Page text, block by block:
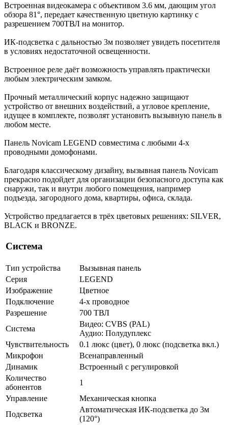
Встроенная видеокамера с объективом 3.6 мм, дающим угол
обзора 81°, передает качественную цветную картинку c
разрешением 700ТВЛ на монитор.
ИК-подсветка с дальностью 3м позволяет увидеть посетителя
в условиях недостаточной освещенности.
Встроенное реле даёт возможность управлять практически
любым электрическим замком.
Прочный металлический корпус надежно защищают
устройство от внешних воздействий, а угловое крепление,
идущее в комплекте, позволят установить вызывную панель в
любом месте.
Панель Novicam LEGEND совместима с любыми 4-х
проводными домофонами.
Благодаря классическому дизайну, вызывная панель Novicam
прекрасно подойдет для организации безопасного доступа как
снаружи, так и внутри любого помещения, например
подъезда, загородного дома, квартиры, офиса, склада.
Устройство предлагается в трёх цветовых решениях: SILVER,
BLACK и BRONZE.
Система
Тип устройства
Вызывная панель
Серия
LEGEND
Изображение
Цветное
Подключение
4-х проводное
Разрешение
700 ТВЛ
Система
Видео: CVBS (PAL)
Аудио: Полудуплекс
Чувствительность
0.1 люкс (цвет), 0 люкс (подсветка вкл.)
Микрофон
Всенаправленный
Динамик
Встроенный с регулировкой
Количество
абонентов
1
Управление
Механическая кнопка
Подсветка
Автоматическая ИК-подсветка до 3м
(120°)